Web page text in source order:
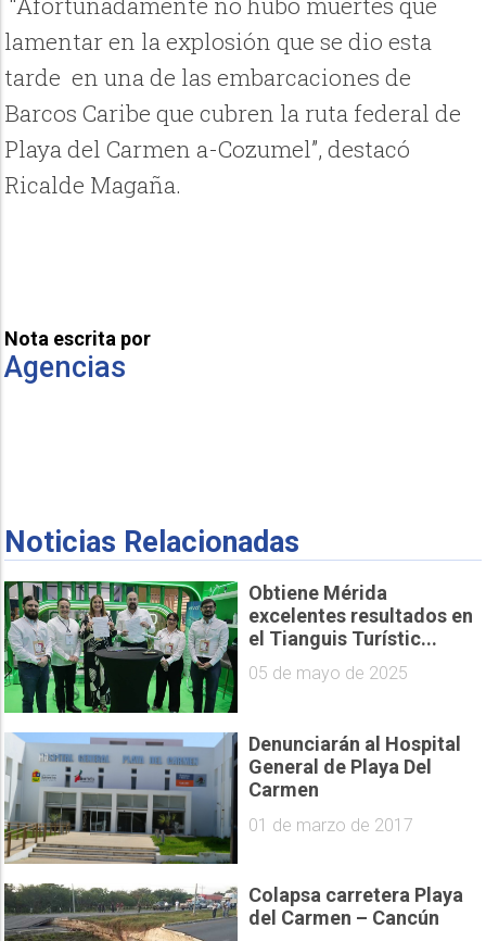
lamentar en la explosión que se dio esta
tarde en una de las embarcaciones de
Barcos Caribe que cubren la ruta federal de
Playa del Carmen a-Cozumel”, destacó
Ricalde Magaña.
Nota escrita por
Agencias
Noticias Relacionadas
Obtiene Mérida
excelentes resultados en
el Tianguis Turístic...
05 de mayo de 2025
Denunciarán al Hospital
General de Playa Del
Carmen
01 de marzo de 2017
Colapsa carretera Playa
del Carmen – Cancún